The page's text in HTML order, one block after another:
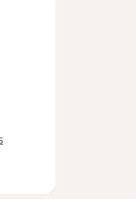
a11y_sr_more_diseases